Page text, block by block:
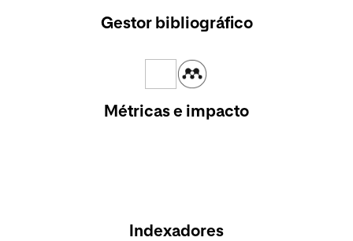
Gestor bibliográfico
Métricas e impacto
Indexadores